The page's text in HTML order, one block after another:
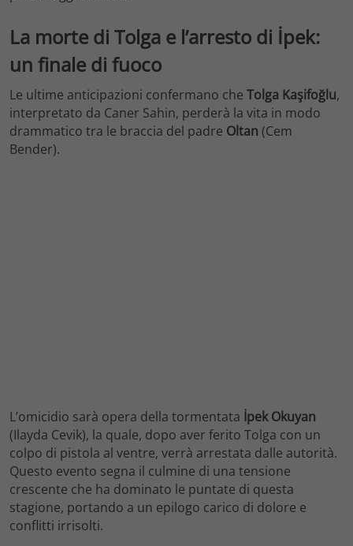
La morte di Tolga e l’arresto di İpek:
un finale di fuoco
Le ultime anticipazioni confermano che Tolga Kaşifoğlu,
interpretato da Caner Sahin, perderà la vita in modo
drammatico tra le braccia del padre Oltan (Cem
Bender).
L’omicidio sarà opera della tormentata İpek Okuyan
(Ilayda Cevik), la quale, dopo aver ferito Tolga con un
colpo di pistola al ventre, verrà arrestata dalle autorità.
Questo evento segna il culmine di una tensione
crescente che ha dominato le puntate di questa
stagione, portando a un epilogo carico di dolore e
conflitti irrisolti.